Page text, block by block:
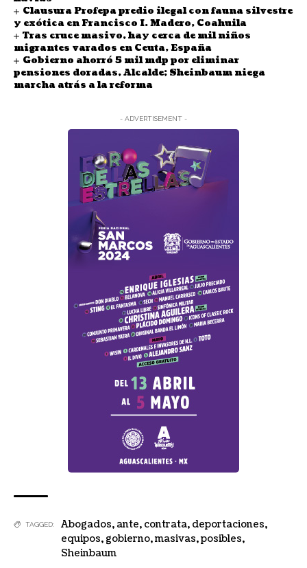
Clausura Profepa predio ilegal con fauna silvestre
y exótica en Francisco I. Madero, Coahuila
Tras cruce masivo, hay cerca de mil niños
migrantes varados en Ceuta, España
Gobierno ahorró 5 mil mdp por eliminar
pensiones doradas, Alcalde; Sheinbaum niega
marcha atrás a la reforma
- ADVERTISEMENT -
TAGGED: Abogados, ante, contrata, deportaciones,
equipos, gobierno,masivas,posibles,
Sheinbaum